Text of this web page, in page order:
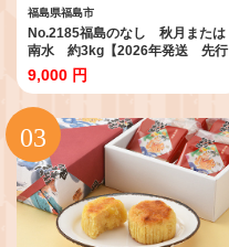
福島県福島市
No.2185福島のなし 秋月または
南水 約3kg【2026年発送 先行
予約】
9,000 円